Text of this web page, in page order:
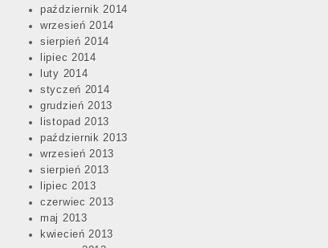
październik 2014
wrzesień 2014
sierpień 2014
lipiec 2014
luty 2014
styczeń 2014
grudzień 2013
listopad 2013
październik 2013
wrzesień 2013
sierpień 2013
lipiec 2013
czerwiec 2013
maj 2013
kwiecień 2013